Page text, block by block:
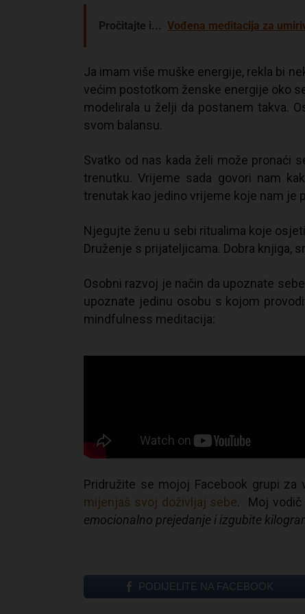
Pročitajte i... Vođena meditacija za
Ja imam više muške energije, rekla bi
većim postotkom ženske energije oko
modelirala u želji da postanem takva.
svom balansu.
Svatko od nas kada želi može pronaći
trenutku. Vrijeme sada govori nam
trenutak kao jedino vrijeme koje nam je
Njegujte ženu u sebi ritualima koje
Druženje s prijateljicama. Dobra knjiga,
Osobni razvoj je način da upoznate
upoznate jedinu osobu s kojom
mindfulness meditacija:
Pridružite se mojoj Facebook grupi
mijenjaš svoj doživljaj sebe. Moj vodič
emocionalno prejedanje i izgubite
PODIJELITE NA FACEBOOK